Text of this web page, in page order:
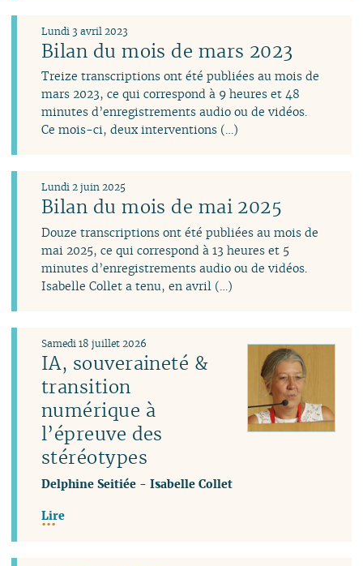
Bilan du mois de mars 2023
Lundi 3 avril 2023
Treize transcriptions ont été publiées au mois de
mars 2023, ce qui correspond à 9 heures et 48
minutes d’enregistrements audio ou de vidéos.
Ce mois-ci, deux interventions (…)
Bilan du mois de mai 2025
Lundi 2 juin 2025
Douze transcriptions ont été publiées au mois de
mai 2025, ce qui correspond à 13 heures et 5
minutes d’enregistrements audio ou de vidéos.
Isabelle Collet a tenu, en avril (…)
IA, souveraineté &
transition
numérique à
l’épreuve des
stéréotypes
Samedi 18 juillet 2026
Delphine Seitiée -Isabelle Collet
Lire